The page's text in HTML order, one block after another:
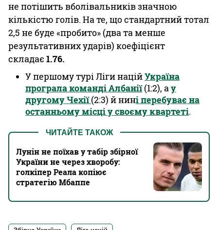
не потішить вболівальників значною
кількістю голів. На те, що стандартний тотал
2,5 не буде «пробито» (два та менше
результативних ударів) коефіцієнт
складає 1.76.
У першому турі Ліги наційУкраїна
програла команді Албанії(1:2), ау
другому Чехії(2:3) й нині перебуває на
останньому місці у своєму квартеті.
ЧИТАЙТЕ ТАКОЖ
Лунін не поїхав у табір збірної
України не через хворобу:
голкіпер Реала копіює
стратегію Мбаппе